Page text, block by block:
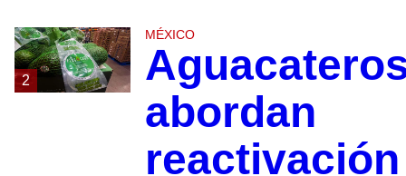
2
MÉXICO
abordan
reactivación